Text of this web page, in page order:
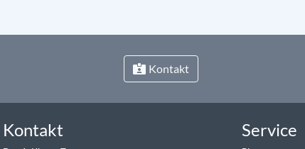
Kontakt
Kontakt Service